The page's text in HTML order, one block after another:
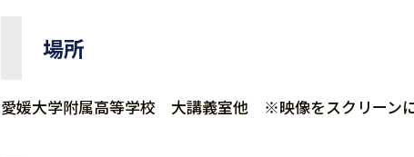
場所
愛媛大学附属高等学校 大講義室他 ※映像をスクリーン